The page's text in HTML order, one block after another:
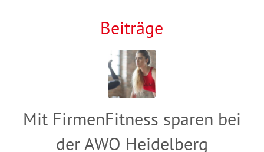
Beiträge
Mit FirmenFitness sparen bei
der AWO Heidelberg